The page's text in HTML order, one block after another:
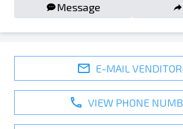
Message
E-MAIL
VIEW PHONE